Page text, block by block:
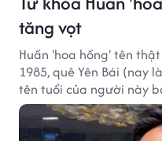
tăng vọt
Huấn 'hoa hồng' tên
1985, quê Yên Bái (nay
tên tuổi của người này
vọt.